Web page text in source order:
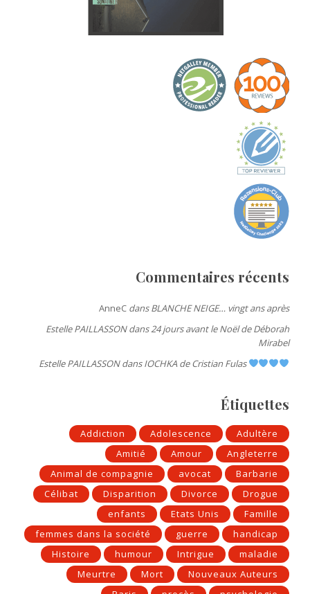
Commentaires récents
AnneC dansBLANCHE NEIGE… vingt ans après
Estelle PAILLASSONdans24 jours avant le Noël de Déborah
Mirabel
Estelle PAILLASSONdansIOCHKA de Cristian Fulas
Étiquettes
Addiction Adolescence
Adultère
Amitié
Amour
Angleterre
Animal de compagnie
avocat
Barbarie
Célibat
Disparition Divorce
Drogue
enfants
Etats Unis
Famille
femmes dans la société
guerre
handicap
Histoire
humour Intrigue
maladie
Meurtre
Mort
Nouveaux Auteurs